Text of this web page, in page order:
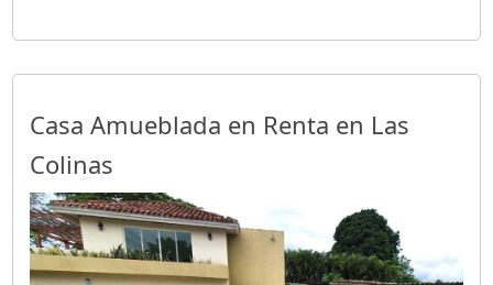
Casa Amueblada en Renta en Las
Colinas